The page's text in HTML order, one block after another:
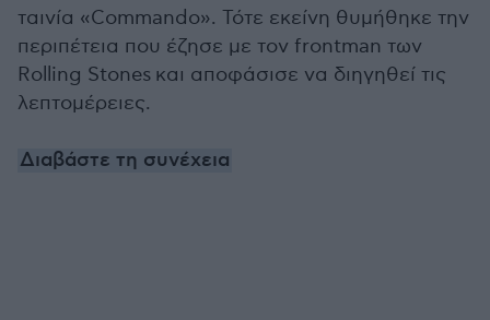
ταινία «Commando». Τότε εκείνη θυμήθηκε την
περιπέτεια που έζησε με τον frontman των
Rolling Stones και αποφάσισε να διηγηθεί τις
λεπτομέρειες.
Διαβάστε τη συνέχεια